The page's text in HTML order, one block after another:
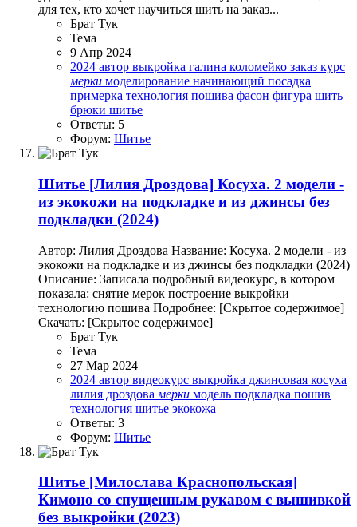
для тех, кто хочет научиться шить на заказ...
Брат Тук
Тема
9 Апр 2024
2024 автор выкройка галина коломейко заказ курс
мерки моделирование начинающий посадка
примерка технология пошива фасон фигура шить
брюки шитье
Ответы: 5
Форум: Шитье
Шитье [Лилия Дроздова] Косуха. 2 модели -
из экокожи на подкладке и из джинсы без
подкладки (2024)
Автор: Лилия Дроздова Название: Косуха. 2 модели - из
экокожи на подкладке и из джинсы без подкладки (2024)
Описание: Записала подробный видеокурс, в котором
показала: снятие мерок построение выкройки
технологию пошива Подробнее: [Скрытое содержимое]
Скачать: [Скрытое содержимое]
Брат Тук
Тема
27 Мар 2024
2024 автор видеокурс выкройка джинсовая косуха
лилия дроздова мерки модель подкладка пошив
технология шитье экокожа
Ответы: 3
Форум: Шитье
Шитье [Милослава Краснопольская]
Кимоно со спущенным рукавом с вышивкой
без выкройки (2023)